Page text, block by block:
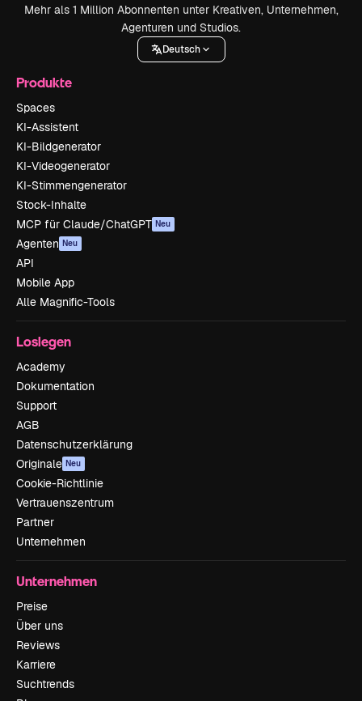
Mehr als 1 Million Abonnenten unter Kreativen, Unternehmen,
Agenturen und Studios.
Deutsch
Produkte
Spaces
KI-Assistent
KI-Bildgenerator
KI-Videogenerator
KI-Stimmengenerator
Stock-Inhalte
MCP für Claude/ChatGPT Neu
Agenten Neu
API
Mobile App
Alle Magnific-Tools
Loslegen
Academy
Dokumentation
Support
AGB
Datenschutzerklärung
Originale Neu
Cookie-Richtlinie
Vertrauenszentrum
Partner
Unternehmen
Unternehmen
Preise
Über uns
Reviews
Karriere
Suchtrends